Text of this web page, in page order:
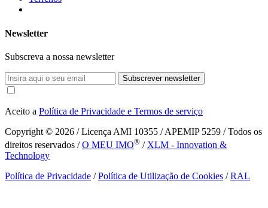
Newsletter
Subscreva a nossa newsletter
Subscrever newsletter
Aceito a Política de Privacidade e Termos de serviço
Copyright © 2026 / Licença AMI 10355 / APEMIP 5259 / Todos os
direitos reservados /O MEU IMO® / XLM - Innovation &
Technology
Política de Privacidade /Política de Utilização de Cookies /RAL